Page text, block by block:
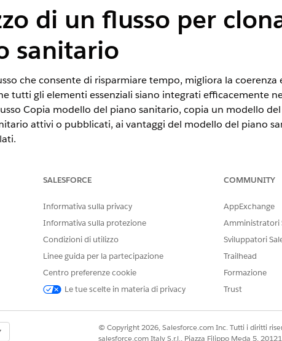
di un flusso per
sanitario
che consente di risparmiare tempo, migliora la
tutti gli elementi essenziali siano integrati efficacemente
Copia modello del piano sanitario, copia un modello
attivi o pubblicati, ai vantaggi del modello del piano
AUTORIZZAZIONI UTENTE
di piano sanitario:
Insieme
Insieme
flusso:
SALESFORCE
Informativa sulla privacy
Informativa sulla protezione
Condizioni di utilizzo
Linee guida per la partecipazione
Centro preferenze cookie
Le tue scelte in materia di privacy
COMMUNITY
AppExchange
Amministratori
Sviluppatori
Trailhead
Formazione
Trust
© Copyright 2026, Salesforce.com Inc. Tutti i diritti
salesforce.com Italy S.r.l., Piazza Filippo Meda 5,